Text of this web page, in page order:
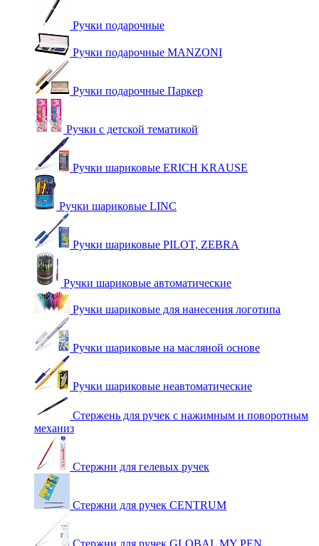
Ручки подарочные
Ручки подарочные MANZONI
Ручки подарочные Паркер
Ручки с детской тематикой
Ручки шариковые ERICH KRAUSE
Ручки шариковые LINC
Ручки шариковые PILOT, ZEBRA
Ручки шариковые автоматические
Ручки шариковые для нанесения логотипа
Ручки шариковые на масляной основе
Ручки шариковые неавтоматические
Стержень для ручек с нажимным и поворотным
механиз
Стержни для гелевых ручек
Стержни для ручек CENTRUM
Стержни для ручек GLOBAL MY PEN